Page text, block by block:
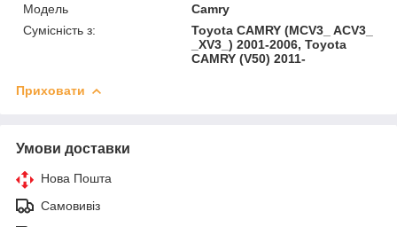
Модель
Camry
Сумісність з:
Toyota CAMRY (MCV3_ ACV3_
_XV3_) 2001-2006, Toyota
CAMRY (V50) 2011-
Приховати
Умови доставки
Нова Пошта
Самовивіз